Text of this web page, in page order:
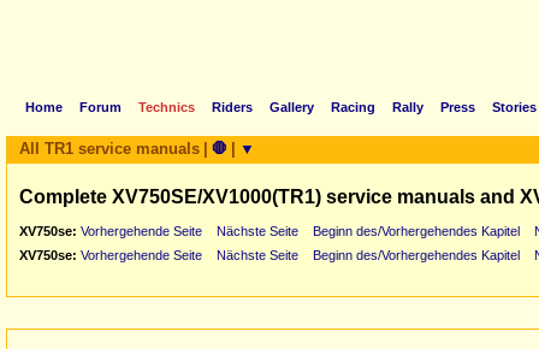
Home Forum Technics Riders Gallery Racing Rally Press Stories
All TR1 service manuals 🛑 ▼
Complete XV750SE/XV1000(TR1) service manuals and
XV750se: Vorhergehende Seite Nächste Seite Beginn des/Vorhergehendes Kapitel
XV750se: Vorhergehende Seite Nächste Seite Beginn des/Vorhergehendes Kapitel